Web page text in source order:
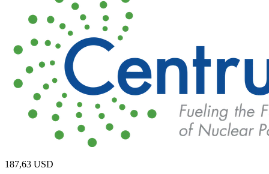
187,63 USD